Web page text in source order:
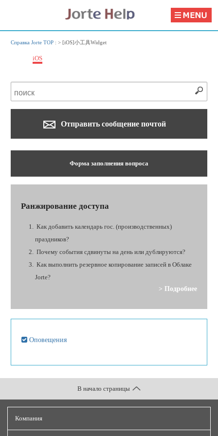
Справка Jorte TOP : >[iOS]小工具Widget
iOS
Отправить сообщение почтой
Форма заполнения вопроса
Ранжирование доступа
Как добавить календарь гос. (производственных)
праздников?
Почему события сдвинуты на день или дублируются?
Как выполнить резервное копирование записей в Облаке
Jorte?
> Подробнее
Оповещения
Компания
В начало страницы